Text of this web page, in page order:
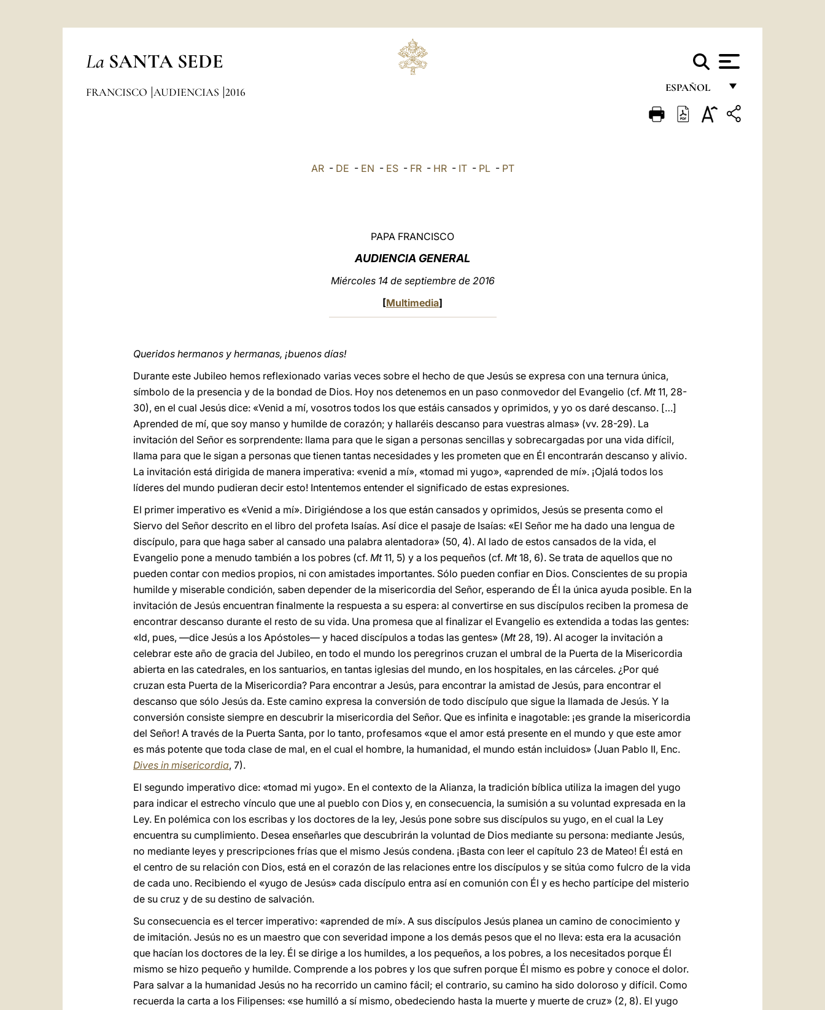
La SANTA SEDE
ESPAÑOL
FRANÇAIS
FRANCISCO AUDIENCIAS 2016
AR- DE - EN - ES- FR- HR- IT- PL- PT
PAPA FRANCISCO
AUDIENCIA GENERAL
Miércoles 14 de septiembre de 2016
[Multimedia]
Queridos hermanos y hermanas, ¡buenos días!
Durante este Jubileo hemos reflexionado varias veces sobre el hecho de que Jesús se expresa con una ternura única,
símbolo de la presencia y de la bondad de Dios. Hoy nos detenemos en un paso conmovedor del Evangelio (cf. Mt11, 28-
30), en el cual Jesús dice: «Venid a mí, vosotros todos los que estáis cansados y oprimidos, y yo os daré descanso. […]
Aprended de mí, que soy manso y humilde de corazón; y hallaréis descanso para vuestras almas» (vv. 28-29). La
invitación del Señor es sorprendente: llama para que le sigan a personas sencillas y sobrecargadas por una vida difícil,
llama para que le sigan a personas que tienen tantas necesidades y les prometen que en Él encontrarán descanso y alivio.
La invitación está dirigida de manera imperativa: «venid a mí», «tomad mi yugo», «aprended de mí». ¡Ojalá todos los
líderes del mundo pudieran decir esto! Intentemos entender el significado de estas expresiones.
El primer imperativo es «Venid a mí». Dirigiéndose a los que están cansados y oprimidos, Jesús se presenta como el
Siervo del Señor descrito en el libro del profeta Isaías. Así dice el pasaje de Isaías: «El Señor me ha dado una lengua de
discípulo, para que haga saber al cansado una palabra alentadora» (50, 4). Al lado de estos cansados de la vida, el
Evangelio pone a menudo también a los pobres (cf. Mt11, 5) y a los pequeños (cf. Mt18, 6). Se trata de aquellos que no
pueden contar con medios propios, ni con amistades importantes. Sólo pueden confiar en Dios. Conscientes de su propia
humilde y miserable condición, saben depender de la misericordia del Señor, esperando de Él la única ayuda posible. En la
invitación de Jesús encuentran finalmente la respuesta a su espera: al convertirse en sus discípulos reciben la promesa de
encontrar descanso durante el resto de su vida. Una promesa que al finalizar el Evangelio es extendida a todas las gentes:
«Id, pues, —dice Jesús a los Apóstoles— y haced discípulos a todas las gentes» (Mt28, 19). Al acoger la invitación a
celebrar este año de gracia del Jubileo, en todo el mundo los peregrinos cruzan el umbral de la Puerta de la Misericordia
abierta en las catedrales, en los santuarios, en tantas iglesias del mundo, en los hospitales, en las cárceles. ¿Por qué
cruzan esta Puerta de la Misericordia? Para encontrar a Jesús, para encontrar la amistad de Jesús, para encontrar el
descanso que sólo Jesús da. Este camino expresa la conversión de todo discípulo que sigue la llamada de Jesús. Y la
conversión consiste siempre en descubrir la misericordia del Señor. Que es infinita e inagotable: ¡es grande la misericordia
del Señor! A través de la Puerta Santa, por lo tanto, profesamos «que el amor está presente en el mundo y que este amor
es más potente que toda clase de mal, en el cual el hombre, la humanidad, el mundo están incluidos» (Juan Pablo II, Enc.
Dives in misericordia, 7).
El segundo imperativo dice: «tomad mi yugo». En el contexto de la Alianza, la tradición bíblica utiliza la imagen del yugo
para indicar el estrecho vínculo que une al pueblo con Dios y, en consecuencia, la sumisión a su voluntad expresada en la
Ley. En polémica con los escribas y los doctores de la ley, Jesús pone sobre sus discípulos su yugo, en el cual la Ley
encuentra su cumplimiento. Desea enseñarles que descubrirán la voluntad de Dios mediante su persona: mediante Jesús,
no mediante leyes y prescripciones frías que el mismo Jesús condena. ¡Basta con leer el capítulo 23 de Mateo! Él está en
el centro de su relación con Dios, está en el corazón de las relaciones entre los discípulos y se sitúa como fulcro de la vida
de cada uno. Recibiendo el «yugo de Jesús» cada discípulo entra así en comunión con Él y es hecho partícipe del misterio
de su cruz y de su destino de salvación.
Su consecuencia es el tercer imperativo: «aprended de mí». A sus discípulos Jesús planea un camino de conocimiento y
de imitación. Jesús no es un maestro que con severidad impone a los demás pesos que el no lleva: esta era la acusación
que hacían los doctores de la ley. Él se dirige a los humildes, a los pequeños, a los pobres, a los necesitados porque Él
mismo se hizo pequeño y humilde. Comprende a los pobres y los que sufren porque Él mismo es pobre y conoce el dolor.
Para salvar a la humanidad Jesús no ha recorrido un camino fácil; el contrario, su camino ha sido doloroso y difícil. Como
recuerda la carta a los Filipenses: «se humilló a sí mismo, obedeciendo hasta la muerte y muerte de cruz» (2, 8). El yugo